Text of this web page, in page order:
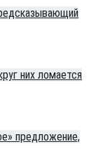
них ломается
предложение,